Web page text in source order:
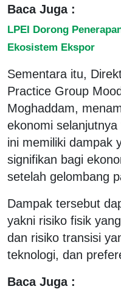
Baca Juga :
LPEI Dorong
Ekosistem Ekspor
Sementara itu,
Practice Group
Moghaddam,
ekonomi
ini memiliki dampak
signifikan bagi
setelah gelombang
Dampak tersebut
yakni risiko fisik
dan risiko transisi
teknologi, dan
Baca Juga :